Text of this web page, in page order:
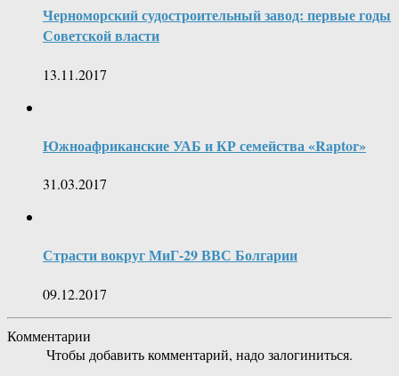
Черноморский судостроительный завод: первые годы
Советской власти
13.11.2017
Южноафриканские УАБ и КР семейства «Raptor»
31.03.2017
Страсти вокруг МиГ-29 ВВС Болгарии
09.12.2017
Комментарии
Чтобы добавить комментарий, надо залогиниться.